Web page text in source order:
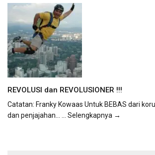
REVOLUSI dan REVOLUSIONER !!!
Catatan: Franky Kowaas Untuk BEBAS dari
dan penjajahan... ... Selengkapnya →